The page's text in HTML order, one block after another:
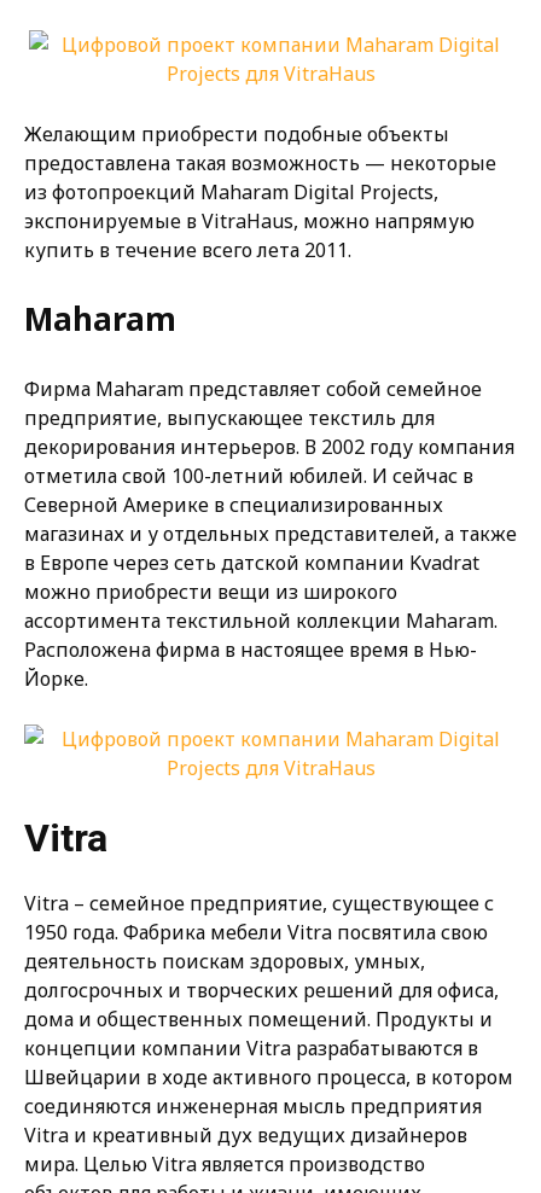
Желающим приобрести подобные объекты
предоставлена такая возможность — некоторые
из фотопроекций Maharam Digital Projects,
экспонируемые в VitraHaus, можно напрямую
купить в течение всего лета 2011.
Maharam
Фирма Maharam представляет собой семейное
предприятие, выпускающее текстиль для
декорирования интерьеров. В 2002 году компания
отметила свой 100-летний юбилей. И сейчас в
Северной Америке в специализированных
магазинах и у отдельных представителей, а также
в Европе через сеть датской компании Kvadrat
можно приобрести вещи из широкого
ассортимента текстильной коллекции Maharam.
Расположена фирма в настоящее время в Нью-
Йорке.
Vitra
Vitra – семейное предприятие, существующее с
1950 года. Фабрика мебели Vitra посвятила свою
деятельность поискам здоровых, умных,
долгосрочных и творческих решений для офиса,
дома и общественных помещений. Продукты и
концепции компании Vitra разрабатываются в
Швейцарии в ходе активного процесса, в котором
соединяются инженерная мысль предприятия
Vitra и креативный дух ведущих дизайнеров
мира. Целью Vitra является производство